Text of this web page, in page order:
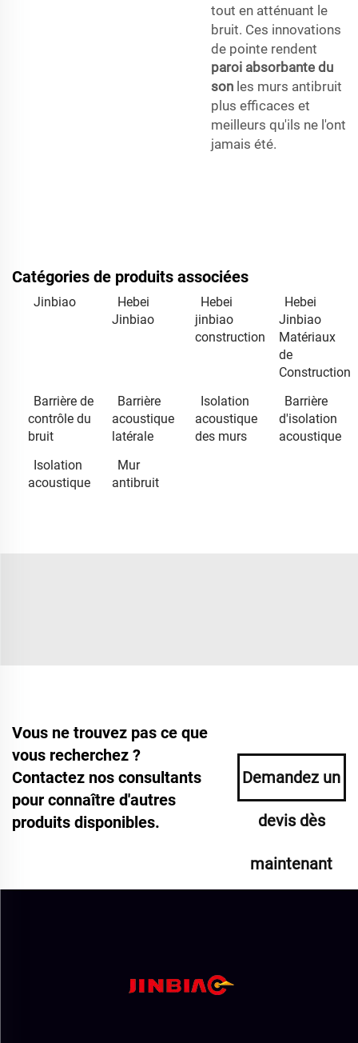
tout en atténuant le
bruit. Ces innovations
de pointe rendent
paroi absorbante du
son les murs antibruit
plus efficaces et
meilleurs qu'ils ne l'ont
jamais été.
Catégories de produits associées
Jinbiao
Hebei
Jinbiao
Hebei
jinbiao
construction
Hebei
Jinbiao
Matériaux
de
Construction
Barrière de
contrôle du
bruit
Barrière
acoustique
latérale
Isolation
acoustique
des murs
Barrière
d'isolation
acoustique
Isolation
acoustique
Mur
antibruit
Vous ne trouvez pas ce que
vous recherchez ?
Contactez nos consultants
pour connaître d'autres
produits disponibles.
Demandez un
devis dès
maintenant